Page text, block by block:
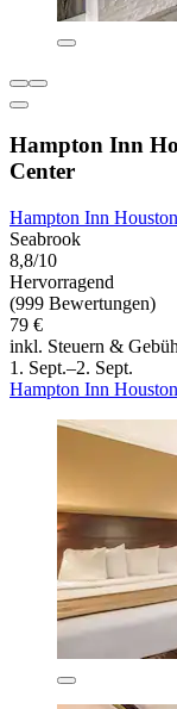
Hampton Inn
Center
Hampton Inn
Seabrook
8,8/10
Hervorragend
(999 Bewertungen)
79 €
inkl. Steuern &
1. Sept.–2. Sept.
Hampton Inn